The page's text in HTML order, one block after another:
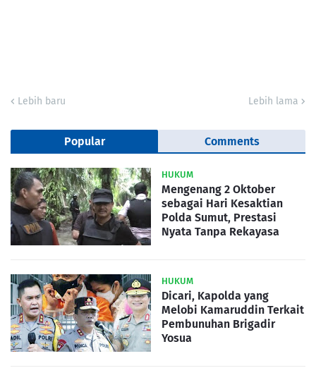
Lebih baru Lebih lama
Popular Comments
HUKUM
Mengenang 2 Oktober
sebagai Hari Kesaktian
Polda Sumut, Prestasi
Nyata Tanpa Rekayasa
HUKUM
Dicari, Kapolda yang
Melobi Kamaruddin Terkait
Pembunuhan Brigadir
Yosua